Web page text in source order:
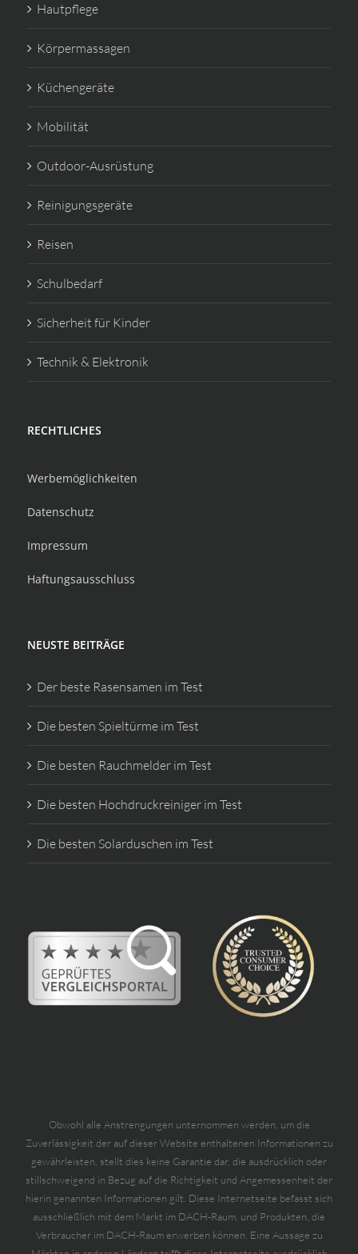
Hautpflege
Körpermassagen
Küchengeräte
Mobilität
Outdoor-Ausrüstung
Reinigungsgeräte
Reisen
Schulbedarf
Sicherheit für Kinder
Technik & Elektronik
RECHTLICHES
Werbemöglichkeiten
Datenschutz
Impressum
Haftungsausschluss
NEUSTE BEITRÄGE
Der beste Rasensamen im Test
Die besten Spieltürme im Test
Die besten Rauchmelder im Test
Die besten Hochdruckreiniger im Test
Die besten Solarduschen im Test
Obwohl alle Anstrengungen unternommen werden, um die
Zuverlässigkeit der auf dieser Website enthaltenen Informationen zu
gewährleisten, stellt dies keine Garantie dar, die ausdrücklich oder
stillschweigend in Bezug auf die Richtigkeit und Angemessenheit der
hierin genannten Informationen gilt. Diese Internetseite befasst sich
ausschließlich mit dem Markt im DACH-Raum, und Produkten, die
Verbraucher im DACH-Raum erwerben können. Eine Aussage zu